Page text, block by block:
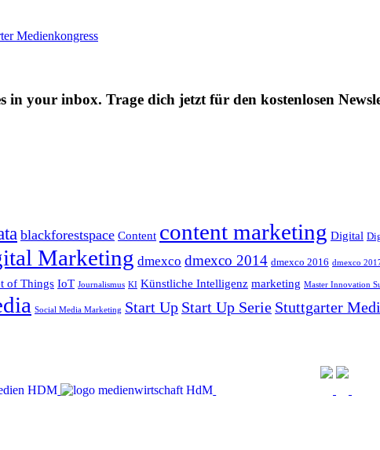
Medienkongress
in your inbox. Trage dich jetzt für den kostenlosen
blackforestspace Content content marketing Digital
Marketing dmexco dmexco 2014 dmexco 2016 dmexco
of Things IoT Journalismus KI Künstliche Intelligenz marketing Master Innovation
Social Media Marketing Start Up Start Up Serie Stuttgarter